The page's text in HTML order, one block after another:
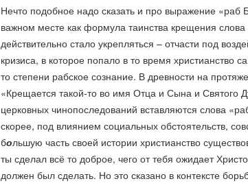
Нечто подобное надо сказать и про выражение
важном месте как формула таинства крещения
действительно стало укрепляться – отчасти под
кризиса, в которое попало в то время христианство
то степени рабское сознание. В древности на
«Крещается такой-то во имя Отца и Сына и Святого
церковных чинопоследований вставляются слова
скорее, под влиянием социальных обстоятельств,
большую часть своей истории христианство
ты сделал всё то доброе, чего от тебя ожидает
должен был сделать. Но это сказано в контексте